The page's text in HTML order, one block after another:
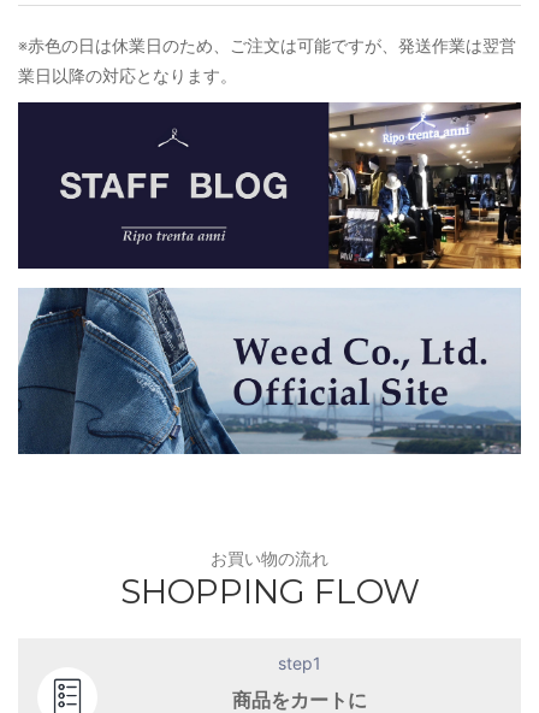
※赤色の日は休業日のため、ご注文は可能ですが、発送作業は翌営
業日以降の対応となります。
お買い物の流れ
SHOPPING FLOW
step1
商品をカートに